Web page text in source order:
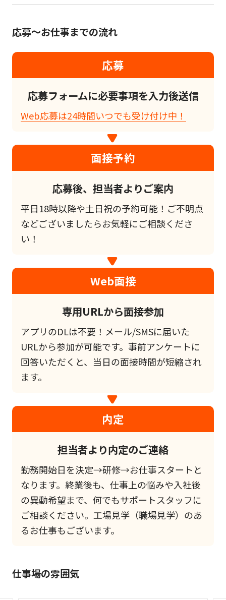
応募～お仕事までの流れ
応募
応募フォームに必要事項を入力後送信
Web応募は24時間いつでも受け付け中！
面接予約
応募後、担当者よりご案内
平日18時以降や土日祝の予約可能！ご不明点
などございましたらお気軽にご相談くださ
い！
Web面接
専用URLから面接参加
アプリのDLは不要！メール/SMSに届いた
URLから参加が可能です。事前アンケートに
回答いただくと、当日の面接時間が短縮され
ます。
内定
担当者より内定のご連絡
勤務開始日を決定→研修→お仕事スタートと
なります。終業後も、仕事上の悩みや入社後
の異動希望まで、何でもサポートスタッフに
ご相談ください。工場見学（職場見学）のあ
るお仕事もございます。
仕事場の雰囲気